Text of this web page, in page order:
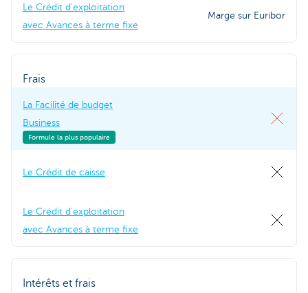
Le Crédit d'exploitation
avec Avances à terme fixe
Marge sur Euribor
Frais
La Facilité de budget
Business
Formule la plus populaire
Le Crédit de caisse
Le Crédit d'exploitation
avec Avances à terme fixe
Intérêts et frais